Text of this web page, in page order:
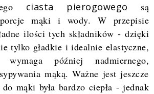
ciasta pierogowego są
mąki i wody. W przepisie
ilości tych składników - dzięki
tylko gładkie i idealnie elastyczne,
później nadmiernego,
mąką. Ważne jest jeszcze
mąki była bardzo ciepła - jednak